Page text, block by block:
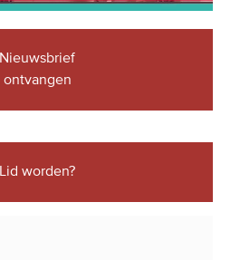
Nieuwsbrief
ontvangen
Lid worden?